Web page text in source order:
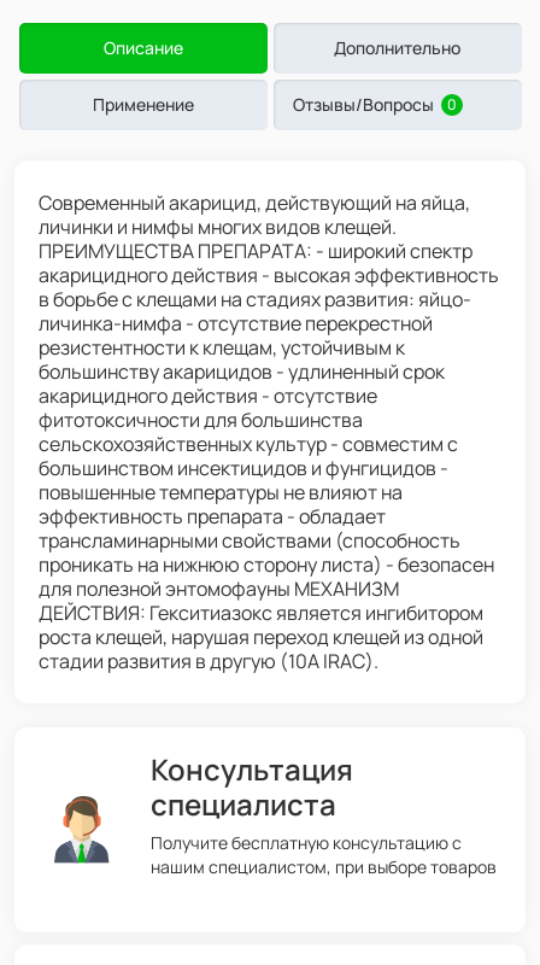
Описание Дополнительно
Применение Отзывы/Вопросы 0
Современный акарицид, действующий на яйца,
личинки и нимфы многих видов клещей.
ПРЕИМУЩЕСТВА ПРЕПАРАТА: - широкий спектр
акарицидного действия - высокая эффективность
в борьбе с клещами на стадиях развития: яйцо-
личинка-нимфа - отсутствие перекрестной
резистентности к клещам, устойчивым к
большинству акарицидов - удлиненный срок
акарицидного действия - отсутствие
фитотоксичности для большинства
сельскохозяйственных культур - совместим с
большинством инсектицидов и фунгицидов -
повышенные температуры не влияют на
эффективность препарата - обладает
трансламинарными свойствами (способность
проникать на нижнюю сторону листа) - безопасен
для полезной энтомофауны МЕХАНИЗМ
ДЕЙСТВИЯ: Гекситиазокс является ингибитором
роста клещей, нарушая переход клещей из одной
стадии развития в другую (10А IRAC).
Консультация
специалиста
Получите бесплатную консультацию с
нашим специалистом, при выборе товаров